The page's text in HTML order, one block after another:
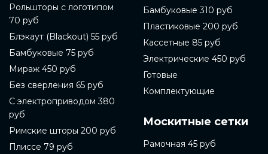
Рольшторы с логотипом
70 руб
Блэкаут (Blackout) 55 руб
Бамбуковые 75 руб
Мираж 450 руб
Без сверления 65 руб
С электроприводом 380
руб
Римские шторы 200 руб
Плиссе 79 руб
Бамбуковые 310 руб
Пластиковые 200 руб
Кассетные 85 руб
Электрические 450 руб
Готовые
Комплектующие
Москитные сетки
Рамочная 45 руб